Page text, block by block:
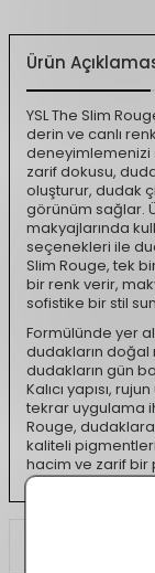
Ürün
YSL The Slim
derin ve canlı
deneyimlemenizi
zarif dokusu,
oluşturur, dudak
görünüm sağlar.
makyajlarında
seçenekleri ile
Slim Rouge, tek
bir renk verir,
sofistike bir stil
Formülünde yer
dudakların doğal
dudakların gün
Kalıcı yapısı,
tekrar uygulama
Rouge,
kaliteli
hacim ve zarif bir
Ödeme